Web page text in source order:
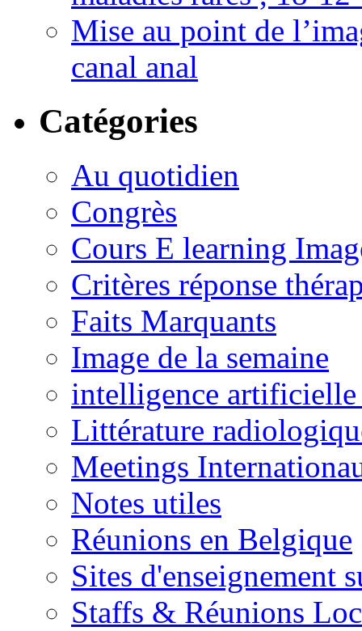
Mise au point de
canal anal
Catégories
Au quotidien
Congrès
Cours E learning
Critères réponse
Faits Marquants
Image de la semaine
intelligence
Littérature
Meetings
Notes utiles
Réunions en Belgique
Sites d'enseignement
Staffs & Réunions